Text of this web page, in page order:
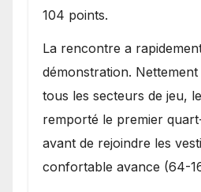
104 points.
La rencontre a
démonstration.
tous les secteurs de jeu,
remporté le premier
avant de rejoindre les
confortable avance (64-